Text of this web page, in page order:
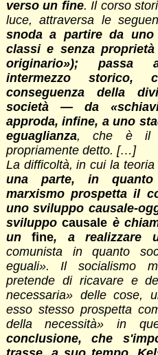
verso un fine. Il corso
luce, attraversa le
snoda a partire da
classi e senza
originario»); passa
intermezzo storico,
conseguenza della
società — da
approda, infine, a uno
eguaglianza, che è il
propriamente detto. […]
La difficoltà, in cui la
una parte, in
marxismo prospetta il
uno sviluppo causale-
sviluppo causale è
unfine, a realizzare
comunista in quanto
eguali». Il socialismo
pretende di ricavare e
necessaria» delle cose,
esso stesso prospetta
della necessità» in
conclusione, che